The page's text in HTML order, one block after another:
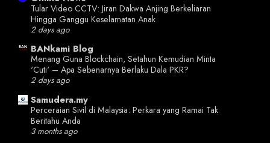
Tular Video CCTV: Jiran Dakwa Anjing Berkeliaran
Hingga Ganggu Keselamatan Anak
2 days ago
BANkami Blog
Menang Guna Blockchain, Setahun Kemudian Minta
'Cuti' – Apa Sebenarnya Berlaku Dala PKR?
2 days ago
Samudera.my
Perceraian Sivil di Malaysia: Perkara yang Ramai Tak
Beritahu Anda
3 months ago